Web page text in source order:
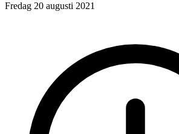
Fredag 20 augusti 2021